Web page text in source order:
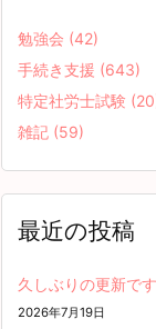
勉強会 (42)
手続き支援 (643)
特定社労士試験
雑記 (59)
最近の投稿
久しぶりの更新です
2026年7月19日